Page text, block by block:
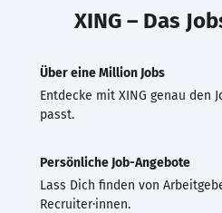
XING – Das
Über eine Million Jobs
Entdecke mit XING genau den
passt.
Persönliche Job-Angebote
Lass Dich finden von
Recruiter·innen.